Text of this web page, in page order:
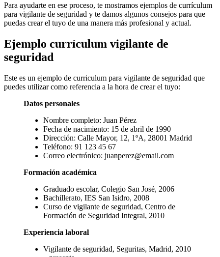
Para ayudarte en ese proceso, te mostramos ejemplos de currículum
para vigilante de seguridad y te damos algunos consejos para que
puedas crear el tuyo de una manera más profesional y actual.
Ejemplo currículum vigilante de
seguridad
Este es un ejemplo de curriculum para vigilante de seguridad que
puedes utilizar como referencia a la hora de crear el tuyo:
Datos personales
Nombre completo: Juan Pérez
Fecha de nacimiento: 15 de abril de 1990
Dirección: Calle Mayor, 12, 1ºA, 28001 Madrid
Teléfono: 91 123 45 67
Correo electrónico: juanperez@email.com
Formación académica
Graduado escolar, Colegio San José, 2006
Bachillerato, IES San Isidro, 2008
Curso de vigilante de seguridad, Centro de
Formación de Seguridad Integral, 2010
Experiencia laboral
Vigilante de seguridad, Seguritas, Madrid, 2010